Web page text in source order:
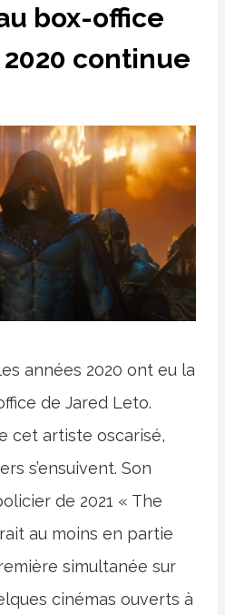
box-office
continue
années 2020 ont eu la
de Jared Leto.
cet artiste oscarisé,
s’ensuivent. Son
de 2021 « The
au moins en partie
simultanée sur
cinémas ouverts à